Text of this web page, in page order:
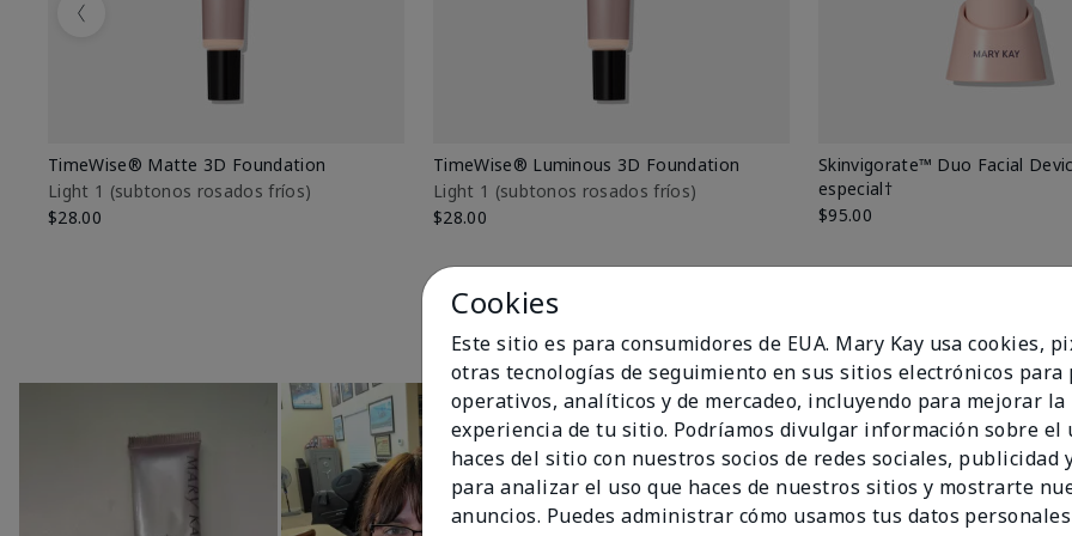
TimeWise® Matte 3D Foundation
Light 1​ (subtonos rosados fríos)
$28.00
TimeWise® Luminous 3D Foundation
Light 1​ (subtonos rosados fríos)
$28.00
Skinvigorate™ Duo Facial
especial†
$95.00
Previous
Cookies
Este sitio es para consumidores de EUA. Mary Kay usa cookies,
otras tecnologías de seguimiento en sus sitios electrónicos para
operativos, analíticos y de mercadeo, incluyendo para mejorar la
experiencia de tu sitio. Podríamos divulgar información sobre el
haces del sitio con nuestros socios de redes sociales, publicidad
para analizar el uso que haces de nuestros sitios y mostrarte
anuncios. Puedes administrar cómo usamos tus datos